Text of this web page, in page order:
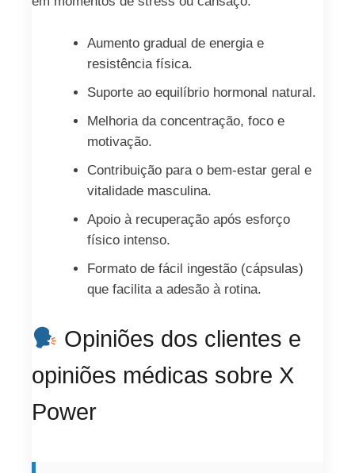
Aumento gradual de energia e
resistência física.
Suporte ao equilíbrio hormonal natural.
Melhoria da concentração, foco e
motivação.
Contribuição para o bem‑estar geral e
vitalidade masculina.
Apoio à recuperação após esforço
físico intenso.
Formato de fácil ingestão (cápsulas)
que facilita a adesão à rotina.
Opiniões dos clientes e
opiniões médicas sobre X
Power